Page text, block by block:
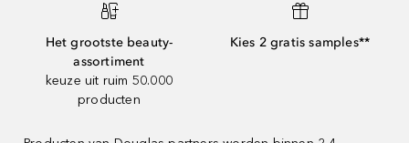
Het grootste beauty-
assortiment
keuze uit ruim 50.000
producten
Kies 2 gratis samples**